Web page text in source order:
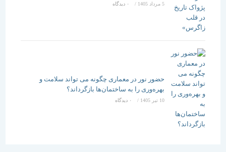
5 مرداد 1405 / ۰ دیدگاه
حضور نور در معماری چگونه می تواند سلامت و
بهره‌وری را به ساختمان‌ها بازگرداند؟
/ ۰ دیدگاه